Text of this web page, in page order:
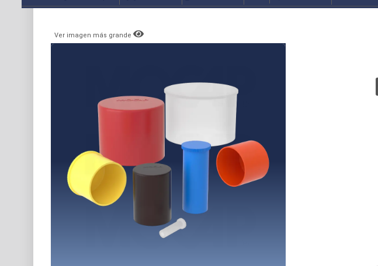
Ver imagen más grande